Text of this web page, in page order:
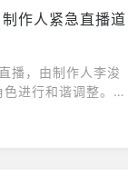
作人紧急直播道
播，由制作人李浚
进行和谐调整。直
李浚熙制作人在直